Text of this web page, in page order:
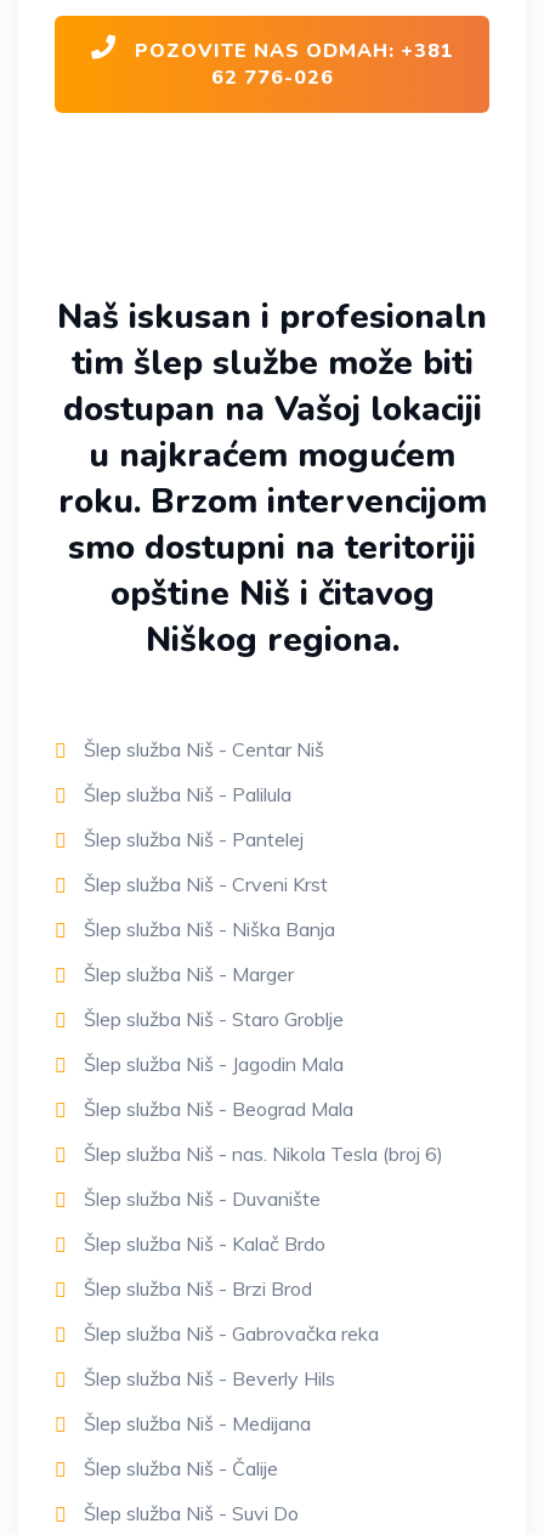
POZOVITE NAS ODMAH: +381
62 776-026
Naš iskusan i profesionaln
tim šlep službe može biti
dostupan na Vašoj lokaciji
u najkraćem mogućem
roku. Brzom intervencijom
smo dostupni na teritoriji
opštine Niš i čitavog
Niškog regiona.
Šlep služba Niš - Centar Niš
Šlep služba Niš - Palilula
Šlep služba Niš - Pantelej
Šlep služba Niš - Crveni Krst
Šlep služba Niš - Niška Banja
Šlep služba Niš - Marger
Šlep služba Niš - Staro Groblje
Šlep služba Niš - Jagodin Mala
Šlep služba Niš - Beograd Mala
Šlep služba Niš - nas. Nikola Tesla (broj 6)
Šlep služba Niš - Duvanište
Šlep služba Niš - Kalač Brdo
Šlep služba Niš - Brzi Brod
Šlep služba Niš - Gabrovačka reka
Šlep služba Niš - Beverly Hils
Šlep služba Niš - Medijana
Šlep služba Niš - Čalije
Šlep služba Niš - Suvi Do